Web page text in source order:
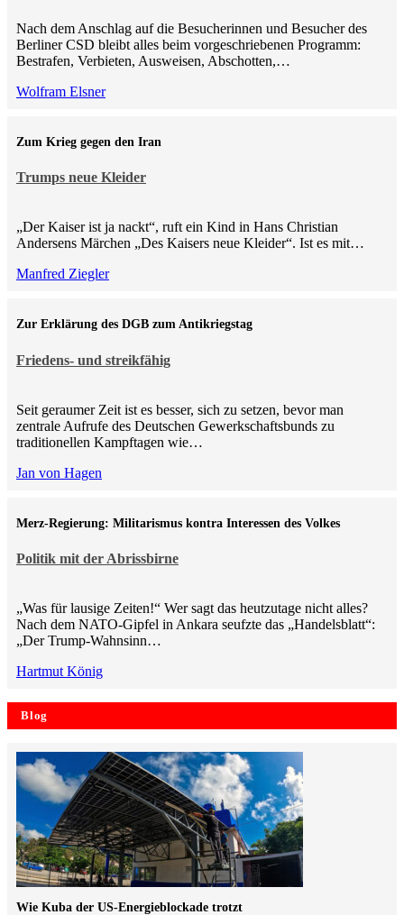
Nach dem Anschlag auf die Besucherinnen und Besucher des
Berliner CSD bleibt alles beim vorgeschriebenen Programm:
Bestrafen, Verbieten, Ausweisen, Abschotten,…
Wolfram Elsner
Trumps neue Kleider
Zum Krieg gegen den Iran
„Der Kaiser ist ja nackt“, ruft ein Kind in Hans Christian
Andersens Märchen „Des Kaisers neue Kleider“. Ist es mit…
Manfred Ziegler
Friedens- und streikfähig
Zur Erklärung des DGB zum Antikriegstag
Seit geraumer Zeit ist es besser, sich zu setzen, bevor man
zentrale Aufrufe des Deutschen Gewerkschaftsbunds zu
traditionellen Kampftagen wie…
Jan von Hagen
Politik mit der Abrissbirne
Merz-Regierung: Militarismus kontra Inte­ressen des Volkes
„Was für lausige Zeiten!“ Wer sagt das heutzutage nicht alles?
Nach dem NATO-Gipfel in Ankara seufzte das „Handelsblatt“:
„Der Trump-Wahnsinn…
Hartmut König
Blog
Wie Kuba der US-Energieblockade trotzt